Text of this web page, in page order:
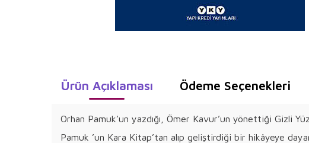
Ürün Açıklaması Ödeme Seçenekleri
Orhan Pamuk’un yazdığı, Ömer Kavur’un yönettiği Gizli
Pamuk ’un Kara Kitap’tan alıp geliştirdiği bir hikâyeye